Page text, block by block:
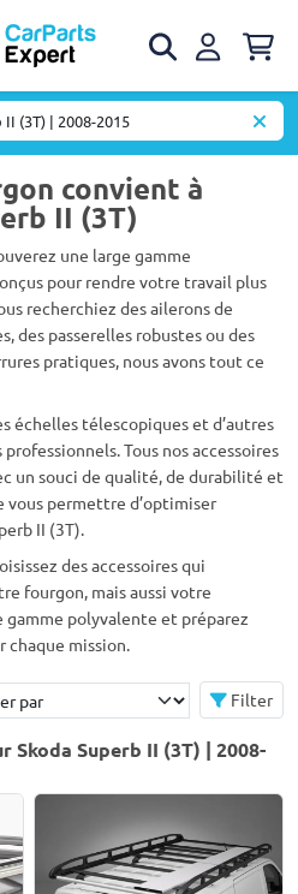
(3T) | 2008-2015
convient à
II (3T)
une large gamme
pour rendre votre travail plus
recherchiez des ailerons de
des passerelles robustes ou des
pratiques, nous avons tout ce
échelles télescopiques et d’autres
Tous nos accessoires
un souci de qualité, de durabilité et
permettre d’optimiser
II (3T).
des accessoires qui
fourgon, mais aussi votre
polyvalente et préparez
chaque mission.
Filter
Superb II (3T) | 2008-